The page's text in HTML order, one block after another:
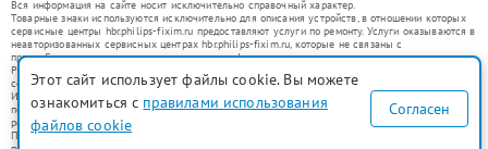
Вся информация на сайте носит исключительно справочный характер.
Товарные знаки используются исключительно для описания устройств, в отношении которых
сервисные центры hbr.philips-fixim.ru предоставляют услуги по ремонту. Услуги оказываются в
неавторизованных сервисных центрах hbr.philips-fixim.ru, которые не связаны с
правообладателями товарных знаков или их официальными представителями.
Ремонт осуществляется для устройств, уже введенных в гражданский оборот в соответствии
со статьей 1487 ГК РФ.
Использование товарных знаков не преследует цели индивидуализации услуг или введения
потребителей в заблуждение, а служит для информирования о предоставляемых услугах по
ремонту техники указанных брендов.
Представленная на сайте информация не является публичной офертой, определяемой
Этот сайт использует файлы cookie. Вы можете
ознакомиться с правилами использования
файлов cookie
Согласен